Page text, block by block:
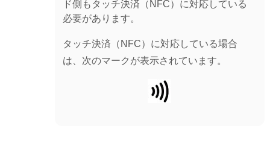
ド側もタッチ決済（NFC）に対応している
必要があります。
タッチ決済（NFC）に対応している場合
は、次のマークが表示されています。